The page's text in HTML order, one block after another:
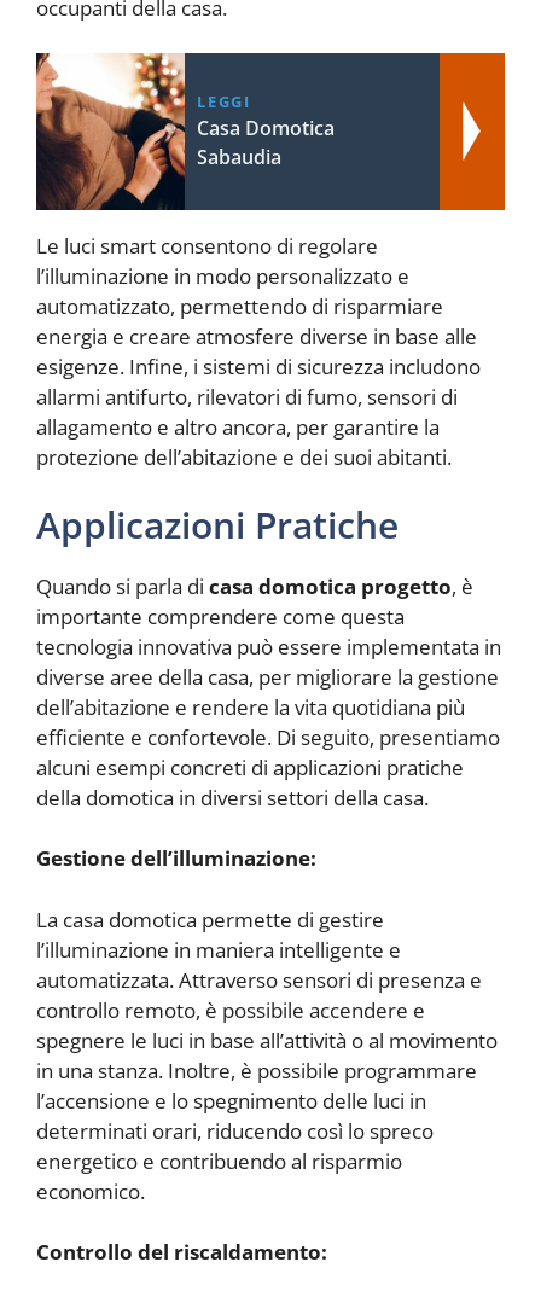
occupanti della casa.
LEGGI
Casa Domotica
Sabaudia
Le luci smart consentono di regolare
l’illuminazione in modo personalizzato e
automatizzato, permettendo di risparmiare
energia e creare atmosfere diverse in base alle
esigenze. Infine, i sistemi di sicurezza includono
allarmi antifurto, rilevatori di fumo, sensori di
allagamento e altro ancora, per garantire la
protezione dell’abitazione e dei suoi abitanti.
Applicazioni Pratiche
Quando si parla di casa domotica progetto, è
importante comprendere come questa
tecnologia innovativa può essere implementata in
diverse aree della casa, per migliorare la gestione
dell’abitazione e rendere la vita quotidiana più
efficiente e confortevole. Di seguito, presentiamo
alcuni esempi concreti di applicazioni pratiche
della domotica in diversi settori della casa.
Gestione dell’illuminazione:
La casa domotica permette di gestire
l’illuminazione in maniera intelligente e
automatizzata. Attraverso sensori di presenza e
controllo remoto, è possibile accendere e
spegnere le luci in base all’attività o al movimento
in una stanza. Inoltre, è possibile programmare
l’accensione e lo spegnimento delle luci in
determinati orari, riducendo così lo spreco
energetico e contribuendo al risparmio
economico.
Controllo del riscaldamento: